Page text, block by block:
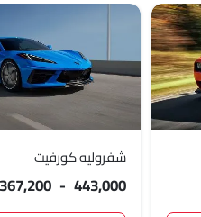
شفروليه كورفيت
367,200 - 443,000